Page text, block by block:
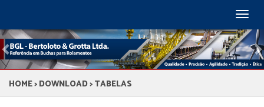
Previous
HOME>DOWNLOAD> TABELAS